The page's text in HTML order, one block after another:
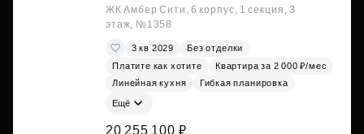
ЖК Амбер Сити, 6 корпус, 1 секция, 3
этаж, №1358
3 кв 2029
Без отделки
Платите как хотите
Квартира за 2 000 ₽/мес
Линейная кухня
Гибкая планировка
Ещё
20 255 100 ₽